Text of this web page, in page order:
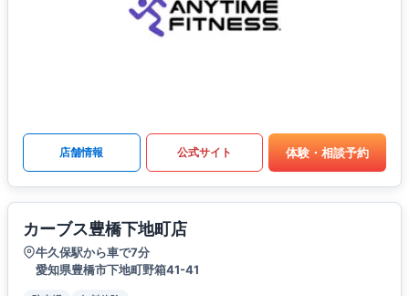
店舗情報 公式サイト 体験・相談予約
カーブス豊橋下地町店
牛久保駅から車で7分
愛知県豊橋市下地町野箱41-41